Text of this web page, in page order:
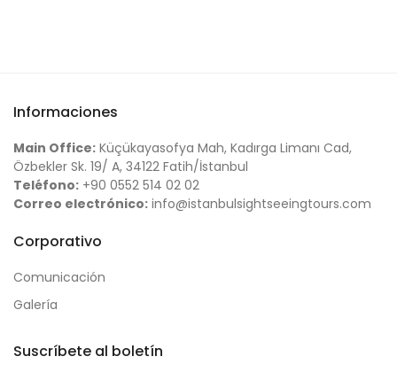
Informaciones
Main Office: Küçükayasofya Mah, Kadırga Limanı Cad,
Özbekler Sk. 19/ A, 34122 Fatih/İstanbul
Teléfono: +90 0552 514 02 02
Correo electrónico: info@istanbulsightseeingtours.com
Corporativo
Comunicación
Galería
Suscríbete al boletín